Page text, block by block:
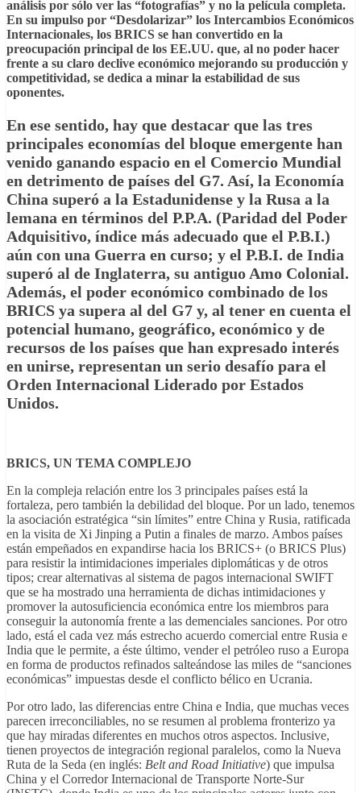
análisis por sólo ver las “fotografías” y no la película completa.
En su impulso por “Desdolarizar” los Intercambios Económicos
Internacionales, los BRICS se han convertido en la
preocupación principal de los EE.UU. que, al no poder hacer
frente a su claro declive económico mejorando su producción y
competitividad, se dedica a minar la estabilidad de sus
oponentes.
En ese sentido, hay que destacar que las tres
principales economías del bloque emergente han
venido ganando espacio en el Comercio Mundial
en detrimento de países del G7. Así, la Economía
China superó a la Estadunidense y la Rusa a la
lemana en términos del P.P.A. (Paridad del Poder
Adquisitivo, índice más adecuado que el P.B.I.)
aún con una Guerra en curso; y el P.B.I. de India
superó al de Inglaterra, su antiguo Amo Colonial.
Además, el poder económico combinado de los
BRICS ya supera al del G7 y, al tener en cuenta el
potencial humano, geográfico, económico y de
recursos de los países que han expresado interés
en unirse, representan un serio desafío para el
Orden Internacional Liderado por Estados
Unidos.
BRICS, UN TEMA COMPLEJO
En la compleja relación entre los 3 principales países está la
fortaleza, pero también la debilidad del bloque. Por un lado, tenemos
la asociación estratégica “sin límites” entre China y Rusia, ratificada
en la visita de Xi Jinping a Putin a finales de marzo. Ambos países
están empeñados en expandirse hacia los BRICS+ (o BRICS Plus)
para resistir la intimidaciones imperiales diplomáticas y de otros
tipos; crear alternativas al sistema de pagos internacional SWIFT
que se ha mostrado una herramienta de dichas intimidaciones y
promover la autosuficiencia económica entre los miembros para
conseguir la autonomía frente a las demenciales sanciones. Por otro
lado, está el cada vez más estrecho acuerdo comercial entre Rusia e
India que le permite, a éste último, vender el petróleo ruso a Europa
en forma de productos refinados salteándose las miles de “sanciones
económicas” impuestas desde el conflicto bélico en Ucrania.
Por otro lado, las diferencias entre China e India, que muchas veces
parecen irreconciliables, no se resumen al problema fronterizo ya
que hay miradas diferentes en muchos otros aspectos. Inclusive,
tienen proyectos de integración regional paralelos, como la Nueva
Ruta de la Seda (en inglés: Belt and Road Initiative) que impulsa
China y el Corredor Internacional de Transporte Norte-Sur